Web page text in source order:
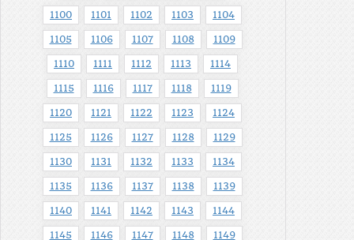
1100 1101 1102 1103 1104
1105 1106 1107 1108 1109
1110 1111 1112 1113 1114
1115 1116 1117 1118 1119
1120 1121 1122 1123 1124
1125 1126 1127 1128 1129
1130 1131 1132 1133 1134
1135 1136 1137 1138 1139
1140 1141 1142 1143 1144
1145 1146 1147 1148 1149